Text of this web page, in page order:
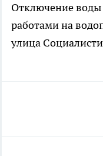
Отключение
работами на
улица